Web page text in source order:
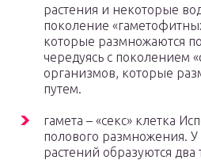
растения и некоторые
поколение
которые размножаются
чередуясь с поколением
организмов, которые
путем.
гамета – «секс» клетка
полового размножения.
растений образуются два